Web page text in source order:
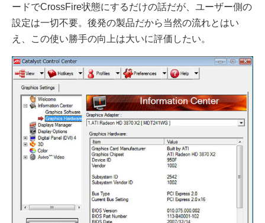
ードでCrossFire状態にするだけの話だが、ユーザー側の
設定は一切不要。後発の製品だから当然の流れとはい
え、この使い勝手の向上は大いに評価したい。